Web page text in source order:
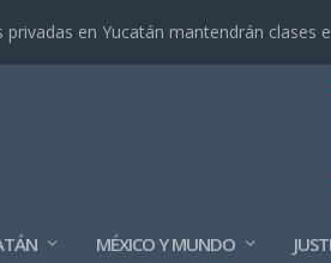
privadas en Yucatán mantendrán clases
MÉXICO Y MUNDO